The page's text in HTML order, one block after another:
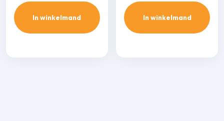
In winkelmand In winkelmand